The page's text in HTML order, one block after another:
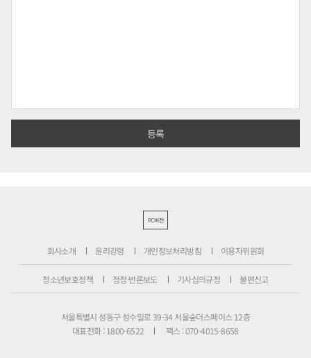
PC버전
회사소개 윤리강령 개인정보처리방침 이용자위원회
청소년보호정책 정정·반론보도 기사심의규정 불편신고
서울특별시 성동구 성수일로 39-34 서울숲더스페이스 12층
대표전화 : 1800-6522
팩스 : 070-4015-8658